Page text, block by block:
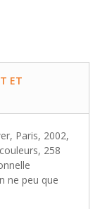
ET
Paris, 2002,
258
ne peu que